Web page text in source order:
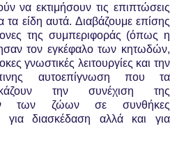
να εκτιμήσουν τις επιπτώσεις
τα είδη αυτά. Διαβάζουμε επίσης
της συμπεριφοράς (όπως η
τον εγκέφαλο των κητωδών,
γνωστικές λειτουργίες και την
αυτοεπίγνωση που τα
την συνέχιση της
των ζώων σε συνθήκες
για διασκέδαση αλλά και για